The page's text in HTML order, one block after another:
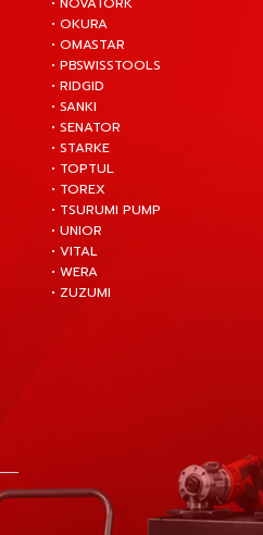
• OKURA
• OMASTAR
• PBSWISSTOOLS
• RIDGID
• SANKI
• SENATOR
• STARKE
• TOPTUL
• TOREX
• TSURUMI PUMP
• UNIOR
• VITAL
• WERA
• ZUZUMI